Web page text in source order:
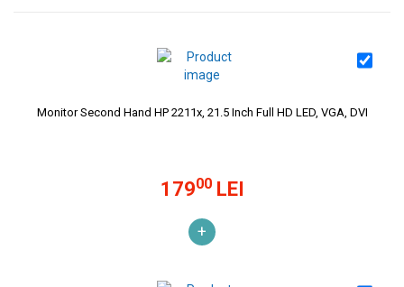
Monitor Second Hand HP 2211x, 21.5 Inch Full HD LED, VGA, DVI
17900LEI
+